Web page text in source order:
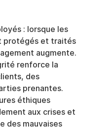
: lorsque les
protégés et traités
augmente.
renforce la
des
prenantes.
éthiques
aux crises et
des mauvaises